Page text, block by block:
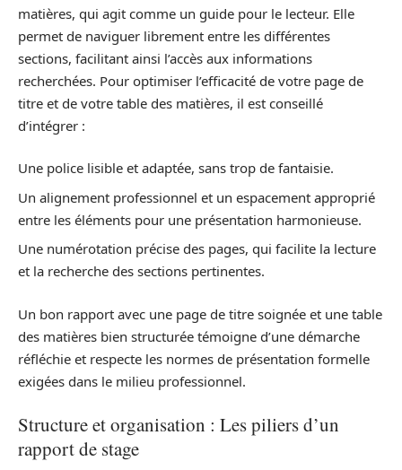
matières, qui agit comme un guide pour le lecteur. Elle
permet de naviguer librement entre les différentes
sections, facilitant ainsi l’accès aux informations
recherchées. Pour optimiser l’efficacité de votre page de
titre et de votre table des matières, il est conseillé
d’intégrer :
Une police lisible et adaptée, sans trop de fantaisie.
Un alignement professionnel et un espacement approprié
entre les éléments pour une présentation harmonieuse.
Une numérotation précise des pages, qui facilite la lecture
et la recherche des sections pertinentes.
Un bon rapport avec une page de titre soignée et une table
des matières bien structurée témoigne d’une démarche
réfléchie et respecte les normes de présentation formelle
exigées dans le milieu professionnel.
Structure et organisation : Les piliers d’un
rapport de stage